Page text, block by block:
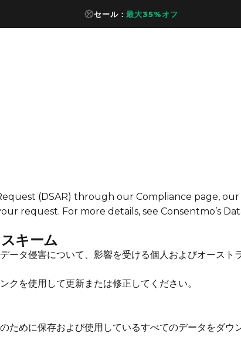
セール：最大35%オフ
(DSAR) through our Compliance page,
request. For more details, see Consentmo’s
キーム
ータ侵害について、影響を受ける個人およびオースト
クを使用して更新または修正してください。
ために保存および使用しているすべてのデータをダウ